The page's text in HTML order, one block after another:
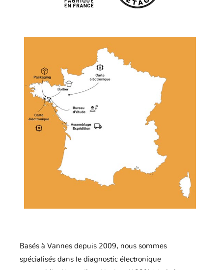
Basés à Vannes depuis 2009, nous sommes
spécialisés dans le diagnostic électronique